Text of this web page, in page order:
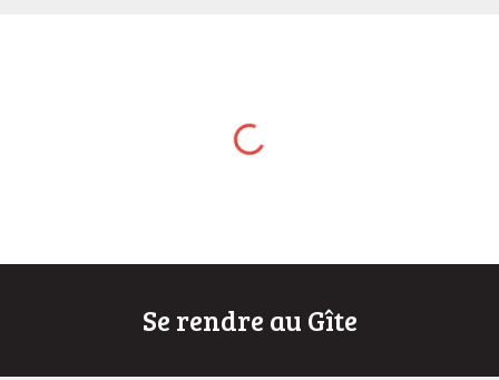
Se rendre au Gîte